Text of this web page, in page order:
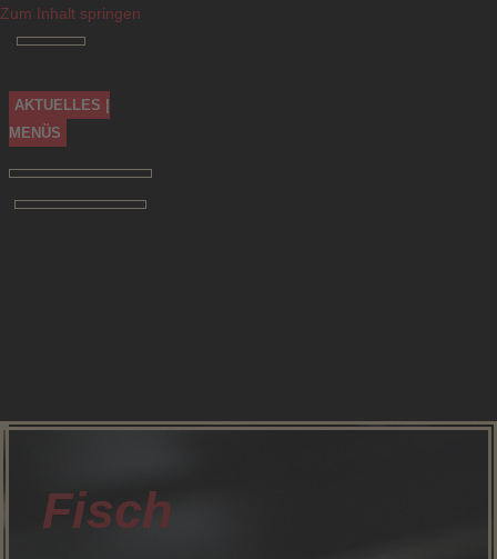
Zum Inhalt springen
AKTUELLES |
MENÜS
Fisch